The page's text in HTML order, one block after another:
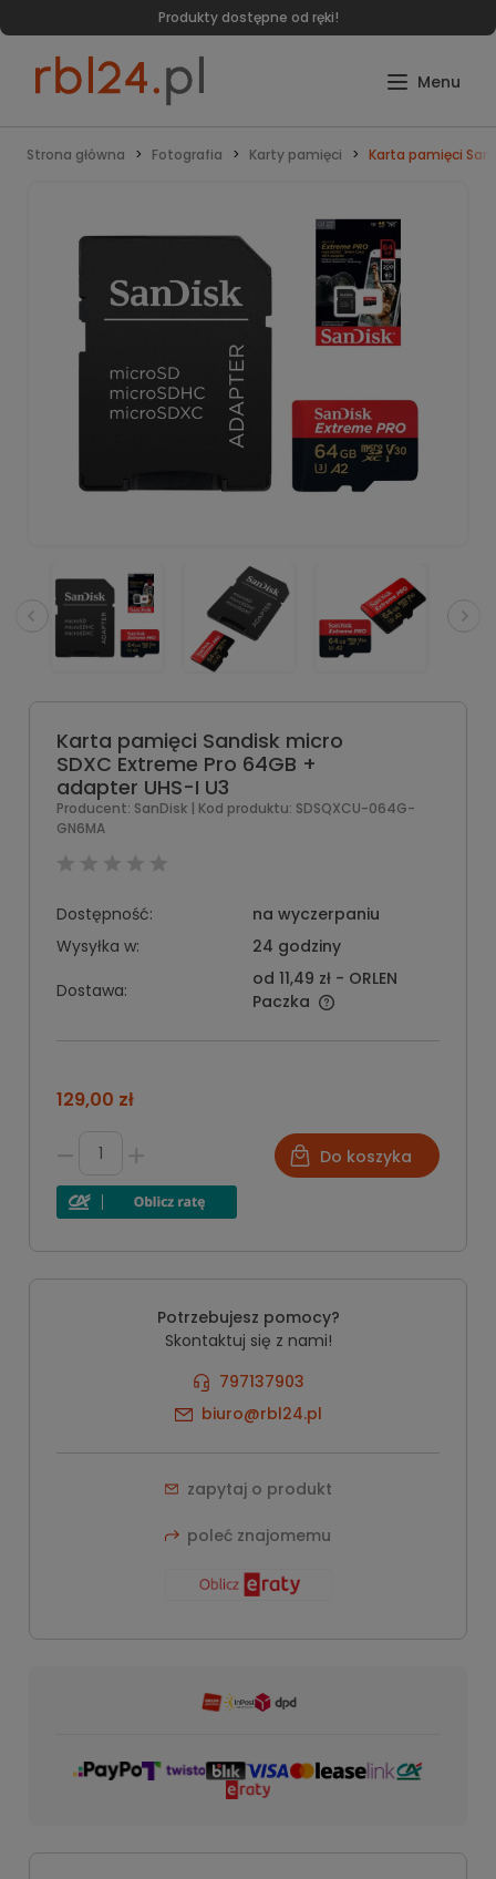
Szybka wysyłka zakupionych produktów - 24h
Strona główna Fotografia Karty pamięci Karta pamięci
Karta pamięci Sandisk micro
SDXC Extreme Pro 64GB +
adapter UHS-I U3
Producent: SanDisk | Kod produktu: SDSQXCU-064G-
GN6MA
Dostępność:
na wyczerpaniu
Wysyłka w:
24 godziny
Dostawa:
od 11,49 zł - ORLEN
Paczka
129,00 zł
Do koszyka
Potrzebujesz pomocy?
Skontaktuj się z nami!
797137903
biuro@rbl24.pl
zapytaj o produkt
poleć znajomemu